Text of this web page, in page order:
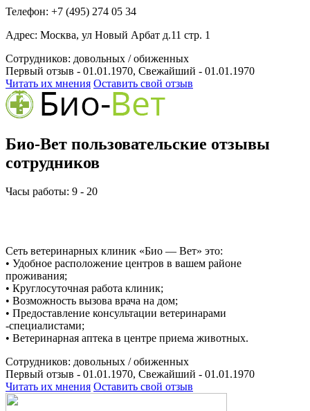
Телефон: +7 (495) 274 05 34
Адрес: Москва, ул Новый Арбат д.11 стр. 1
Сотрудников: довольных /обиженных
Первый отзыв - 01.01.1970, Свежайший - 01.01.1970
Читать их мнения Оставить свой отзыв
Био-Вет пользовательские отзывы
сотрудников
Часы работы: 9 - 20
Сеть ветеринарных клиник «Био — Вет» это:
• Удобное расположение центров в вашем районе
проживания;
• Круглосуточная работа клиник;
• Возможность вызова врача на дом;
• Предоставление консультации ветеринарами
-специалистами;
• Ветеринарная аптека в центре приема животных.
Сотрудников: довольных /обиженных
Первый отзыв - 01.01.1970, Свежайший - 01.01.1970
Читать их мнения Оставить свой отзыв